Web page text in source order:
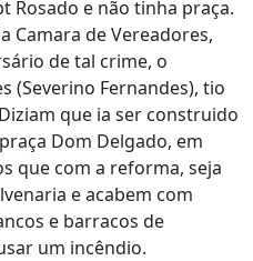
Rosado e não tinha praça.
Camara de Vereadores,
de tal crime, o
(Severino Fernandes), tio
que ia ser construido
Dom Delgado, em
que com a reforma, seja
e acabem com
e barracos de
um incêndio.